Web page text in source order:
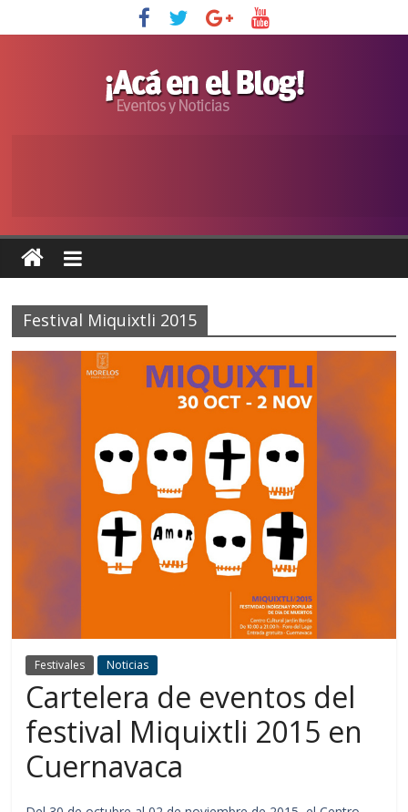
Festival Miquixtli 2015
Festivales Noticias
Cartelera de eventos del
festival Miquixtli 2015 en
Cuernavaca